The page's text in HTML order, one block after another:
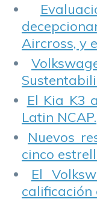
Aircross, y
El Kia K3
Latin NCAP.
Nuevos
cinco
El
calificación